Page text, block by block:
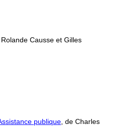
Causse et Gilles
publique, de Charles